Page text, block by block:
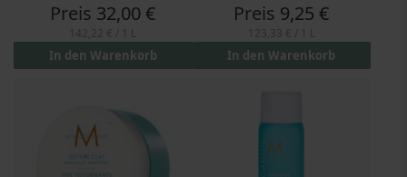
Preis 32,00 €
In den Warenkorb
Preis 9,25 €
In den Warenkorb